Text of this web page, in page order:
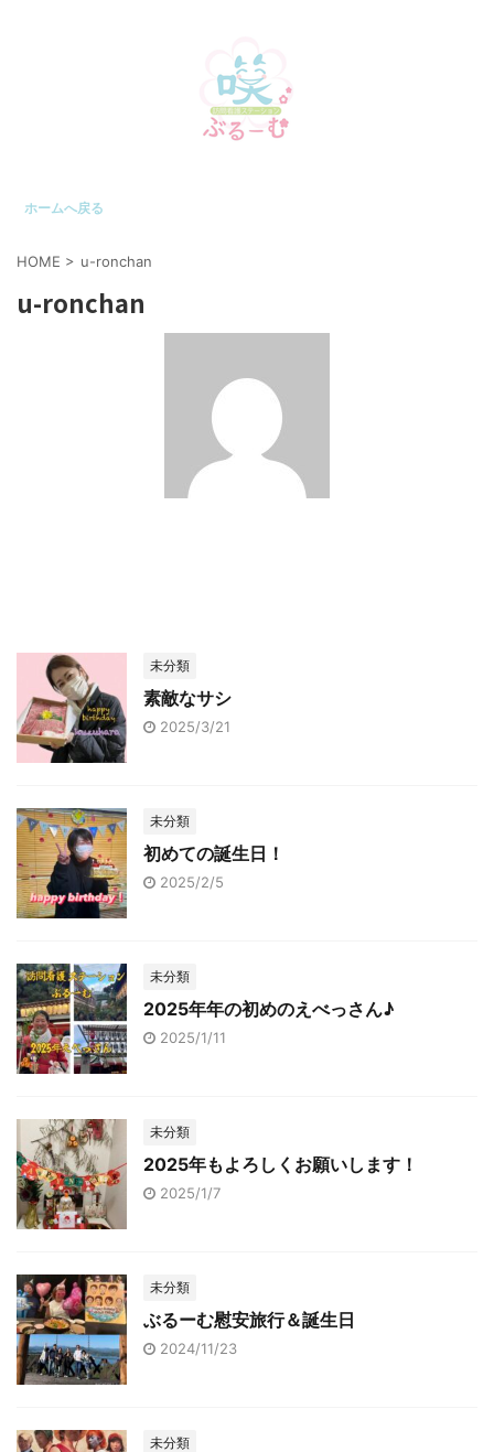
ホームへ戻る
HOME > u-ronchan
u-ronchan
未分類
素敵なサシ
2025/3/21
未分類
初めての誕生日！
2025/2/5
未分類
2025年年の初めのえべっさん♪
2025/1/11
未分類
2025年もよろしくお願いします！
2025/1/7
未分類
ぶるーむ慰安旅行＆誕生日
2024/11/23
未分類